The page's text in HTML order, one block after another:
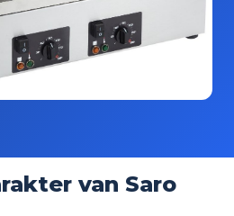
van Saro